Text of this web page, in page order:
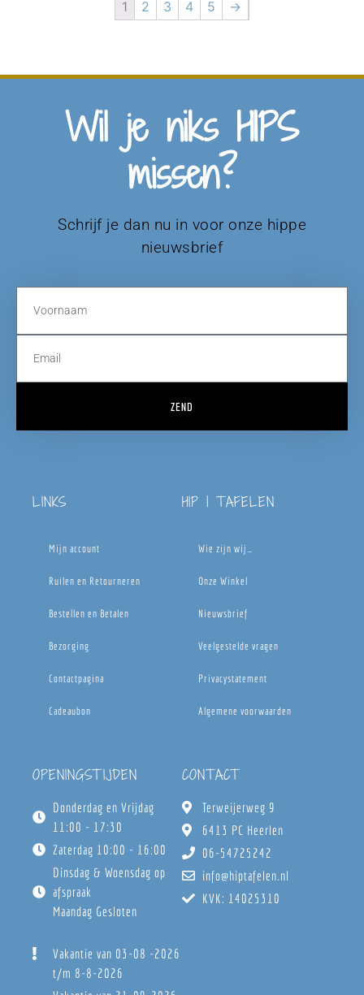
1 2 3 4 5 →
Wil je niks HIPS
missen?
Schrijf je dan nu in voor onze hippe
nieuwsbrief
ZEND
LINKS
Mijn account
Ruilen en Retourneren
Bestellen en Betalen
Bezorging
Contactpagina
Cadeaubon
HIP | TAFELEN
Wie zijn wij…
Onze Winkel
Nieuwsbrief
Veelgestelde vragen
Privacystatement
Algemene voorwaarden
OPENINGSTIJDEN
Donderdag en Vrijdag
11:00 - 17:30
Zaterdag 10:00 - 16:00
Dinsdag & Woensdag op
afspraak
Maandag Gesloten
Vakantie van 03-08 -2026
t/m 8-8-2026
CONTACT
Terweijerweg 9
6413 PC Heerlen
06-54725242
info@hiptafelen.nl
KVK: 14025310